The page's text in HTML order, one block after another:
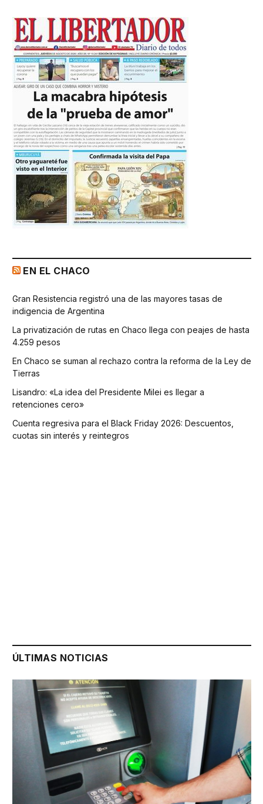
EN EL CHACO
Gran Resistencia registró una de las mayores tasas de
indigencia de Argentina
La privatización de rutas en Chaco llega con peajes de hasta
4.259 pesos
En Chaco se suman al rechazo contra la reforma de la Ley de
Tierras
Lisandro: «La idea del Presidente Milei es llegar a
retenciones cero»
Cuenta regresiva para el Black Friday 2026: Descuentos,
cuotas sin interés y reintegros
ÚLTIMAS NOTICIAS